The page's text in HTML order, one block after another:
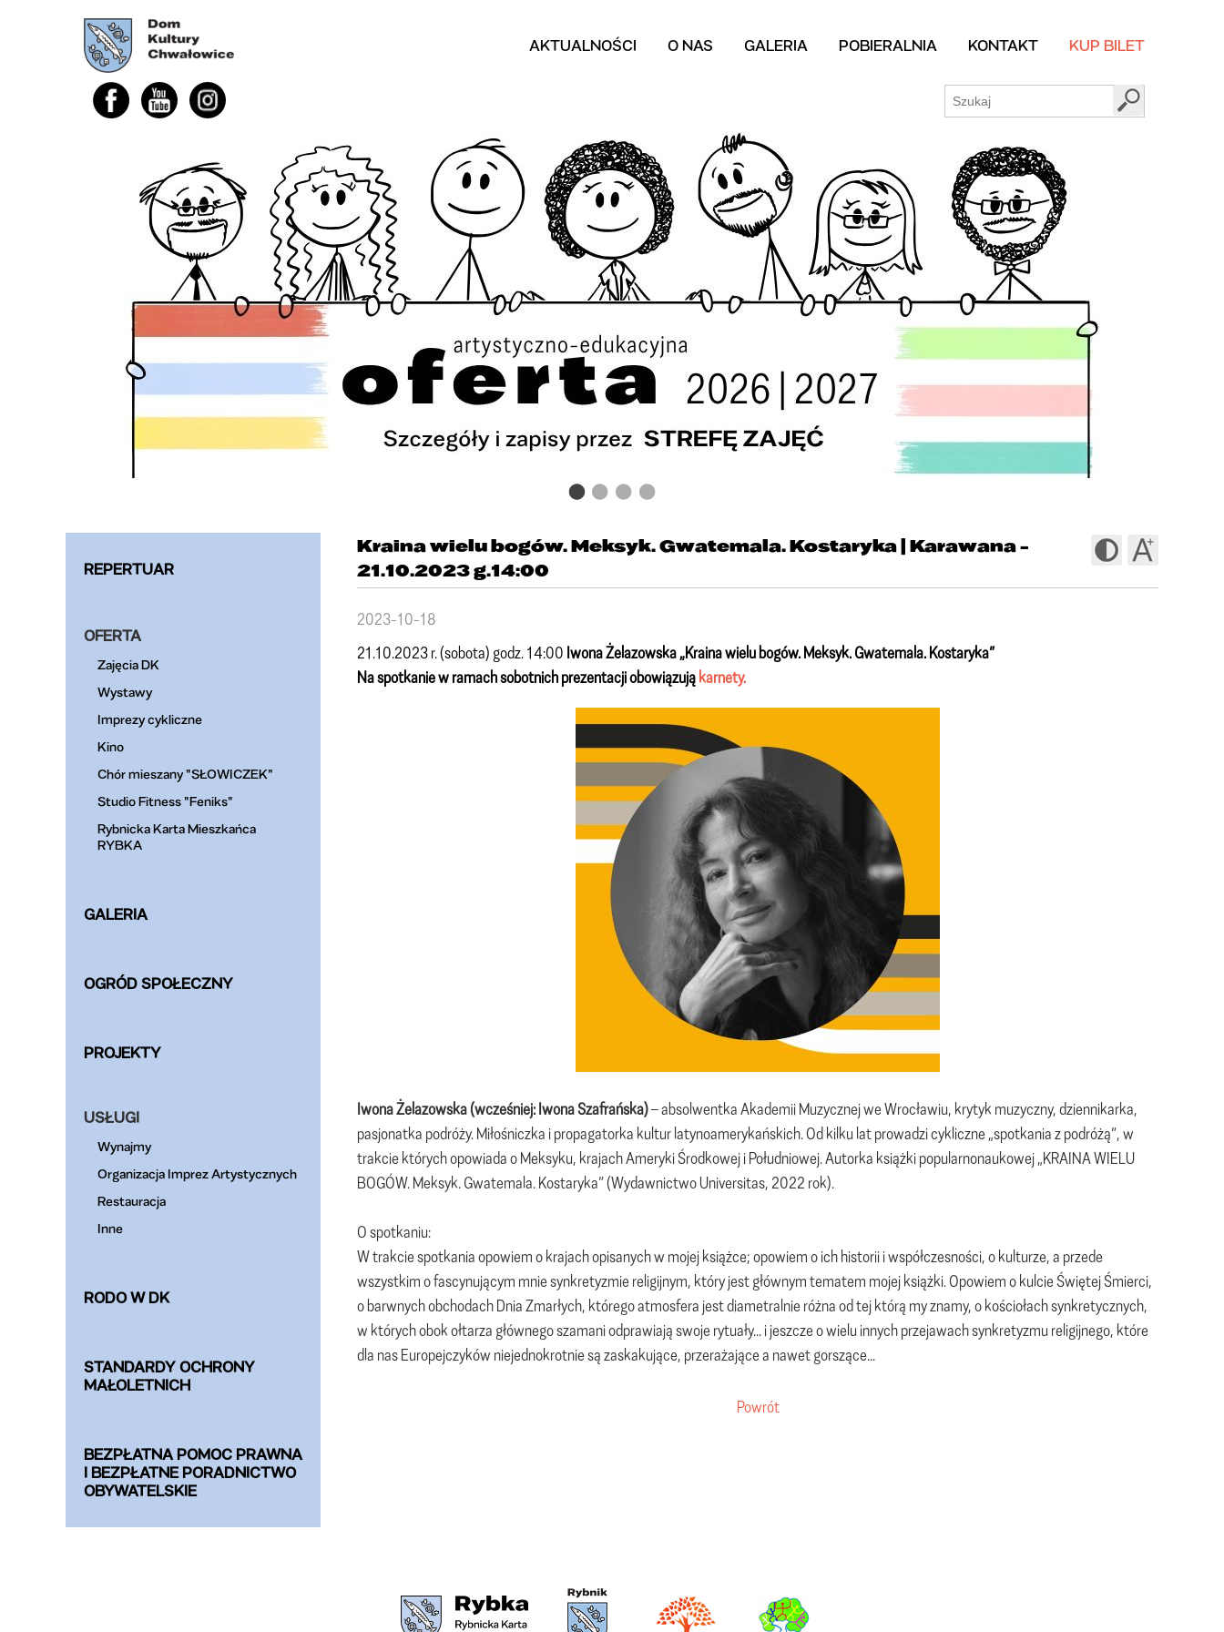
AKTUALNOŚCI O NAS GALERIA POBIERALNIA KONTAKT KUP BILET
REPERTUAR
OFERTA
Zajęcia DK
Wystawy
Imprezy cykliczne
Kino
Chór mieszany "SŁOWICZEK"
Studio Fitness "Feniks"
Rybnicka Karta Mieszkańca
RYBKA
GALERIA
OGRÓD SPOŁECZNY
PROJEKTY
USŁUGI
Wynajmy
Organizacja Imprez Artystycznych
Restauracja
Inne
RODO W DK
STANDARDY OCHRONY
MAŁOLETNICH
BEZPŁATNA POMOC PRAWNA
I BEZPŁATNE PORADNICTWO
OBYWATELSKIE
Kraina wielu bogów. Meksyk. Gwatemala. Kostaryka | Karawana -
21.10.2023 g.14:00
2023-10-18
21.10.2023 r. (sobota) godz. 14:00 Iwona Żelazowska „Kraina wielu bogów. Meksyk. Gwatemala. Kostaryka”
Na spotkanie w ramach sobotnich prezentacji obowiązująkarnety.
Iwona Żelazowska (wcześniej: Iwona Szafrańska)– absolwentka Akademii Muzycznej we Wrocławiu, krytyk muzyczny, dziennikarka,
pasjonatka podróży. Miłośniczka i propagatorka kultur latynoamerykańskich. Od kilku lat prowadzi cykliczne „spotkania z podróżą”, w
trakcie których opowiada o Meksyku, krajach Ameryki Środkowej i Południowej. Autorka książki popularnonaukowej „KRAINA WIELU
BOGÓW. Meksyk. Gwatemala. Kostaryka” (Wydawnictwo Universitas, 2022 rok).
O spotkaniu:
W trakcie spotkania opowiem o krajach opisanych w mojej książce; opowiem o ich historii i współczesności, o kulturze, a przede
wszystkim o fascynującym mnie synkretyzmie religijnym, który jest głównym tematem mojej książki. Opowiem o kulcie Świętej Śmierci,
o barwnych obchodach Dnia Zmarłych, którego atmosfera jest diametralnie różna od tej którą my znamy, o kościołach synkretycznych,
w których obok ołtarza głównego szamani odprawiają swoje rytuały... i jeszcze o wielu innych przejawach synkretyzmu religijnego, które
dla nas Europejczyków niejednokrotnie są zaskakujące, przerażające a nawet gorszące...
Powrót